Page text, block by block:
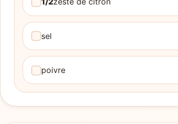
sel
poivre